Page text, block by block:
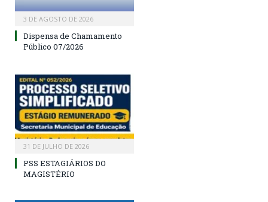
3 DE AGOSTO DE 2026
Dispensa de Chamamento
Público 07/2026
31 DE JULHO DE 2026
PSS ESTAGIÁRIOS DO
MAGISTÉRIO